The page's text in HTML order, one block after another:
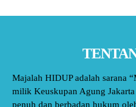
Majalah HIDUP adalah sarana
milik Keuskupan Agung
penuh dan berbadan hukum